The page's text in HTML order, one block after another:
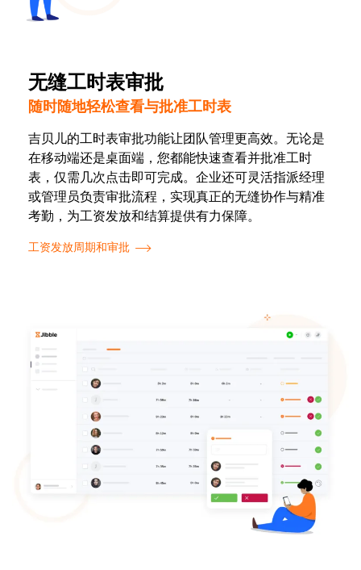
无缝工时表审批
随时随地轻松查看与批准工时表
吉贝儿的工时表审批功能让团队管理更高效。无论是
在移动端还是桌面端，您都能快速查看并批准工时
表，仅需几次点击即可完成。企业还可灵活指派经理
或管理员负责审批流程，实现真正的无缝协作与精准
考勤，为工资发放和结算提供有力保障。
工资发放周期和审批